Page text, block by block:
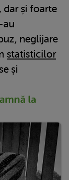
dar și foarte
au
neglijare
statisticilor
și
la